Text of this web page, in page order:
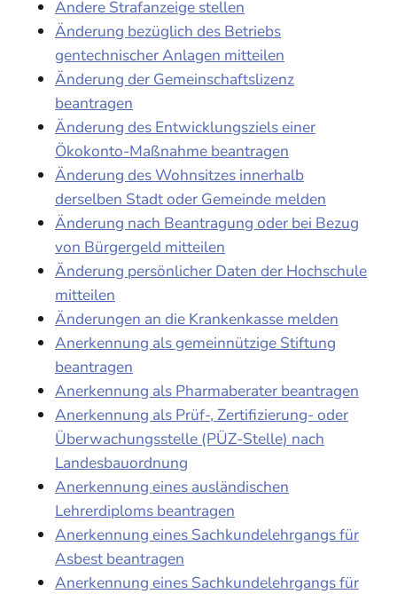
Andere Strafanzeige stellen
Änderung bezüglich des Betriebs
gentechnischer Anlagen mitteilen
Änderung der Gemeinschaftslizenz
beantragen
Änderung des Entwicklungsziels einer
Ökokonto-Maßnahme beantragen
Änderung des Wohnsitzes innerhalb
derselben Stadt oder Gemeinde melden
Änderung nach Beantragung oder bei Bezug
von Bürgergeld mitteilen
Änderung persönlicher Daten der Hochschule
mitteilen
Änderungen an die Krankenkasse melden
Anerkennung als gemeinnützige Stiftung
beantragen
Anerkennung als Pharmaberater beantragen
Anerkennung als Prüf-, Zertifizierung- oder
Überwachungsstelle (PÜZ-Stelle) nach
Landesbauordnung
Anerkennung eines ausländischen
Lehrerdiploms beantragen
Anerkennung eines Sachkundelehrgangs für
Asbest beantragen
Anerkennung eines Sachkundelehrgangs für